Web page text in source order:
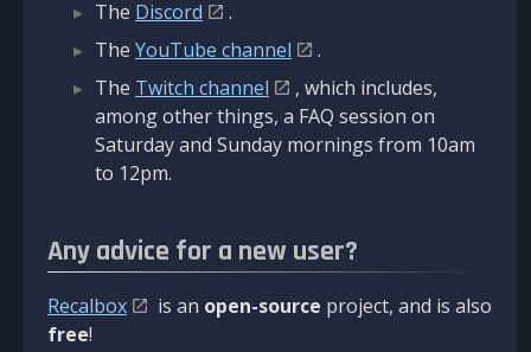
The Discord
.
The YouTube channel
.
The Twitch channel
, which includes,
among other things, a FAQ session on
Saturday and Sunday mornings from 10am
to 12pm.
Any advice for a new user?
Recalbox is an open-source project, and is also
free!